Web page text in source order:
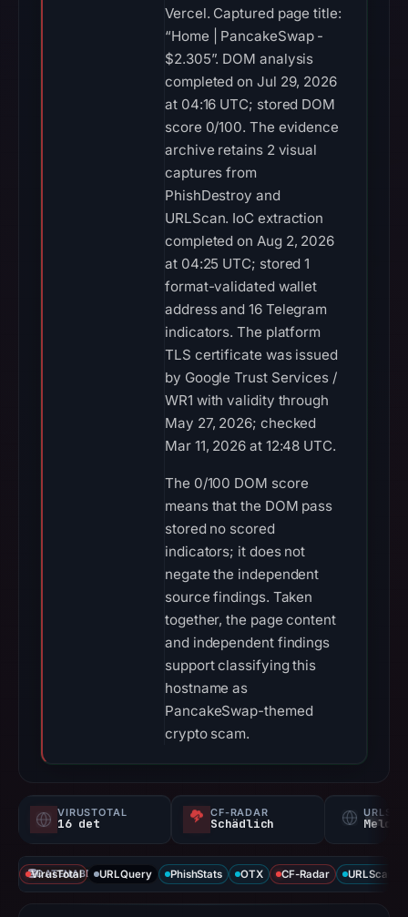
Vercel. Captured page title:
“Home | PancakeSwap -
$2.305”. DOM analysis
completed on Jul 29, 2026
at 04:16 UTC; stored DOM
score 0/100. The evidence
archive retains 2 visual
captures from
PhishDestroy and
URLScan. IoC extraction
completed on Aug 2, 2026
at 04:25 UTC; stored 1
format-validated wallet
address and 16 Telegram
indicators. The platform
TLS certificate was issued
by Google Trust Services /
WR1 with validity through
May 27, 2026; checked
Mar 11, 2026 at 12:48 UTC.
The 0/100 DOM score
means that the DOM pass
stored no scored
indicators; it does not
negate the independent
source findings. Taken
together, the page content
and independent findings
support classifying this
hostname as
PancakeSwap-themed
crypto scam.
VIRUSTOTAL
16 det
CF-RADAR
Schädlich
DATENABDECKUNG
VirusTotal URLQuery PhishStats OTX CF-Radar URLScan